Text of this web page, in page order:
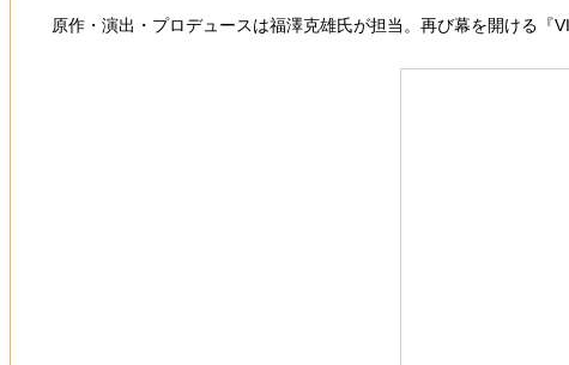
原作・演出・プロデュースは福澤克雄氏が担当。再び幕を開ける『